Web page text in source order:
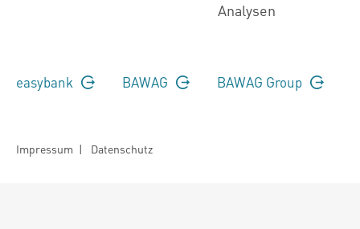
Analysen
easybank BAWAG BAWAG Group
Impressum | Datenschutz